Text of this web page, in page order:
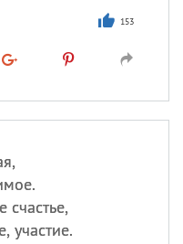
153
счастье,
участие.